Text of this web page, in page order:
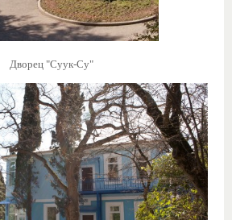
Дворец "Суук-Су"